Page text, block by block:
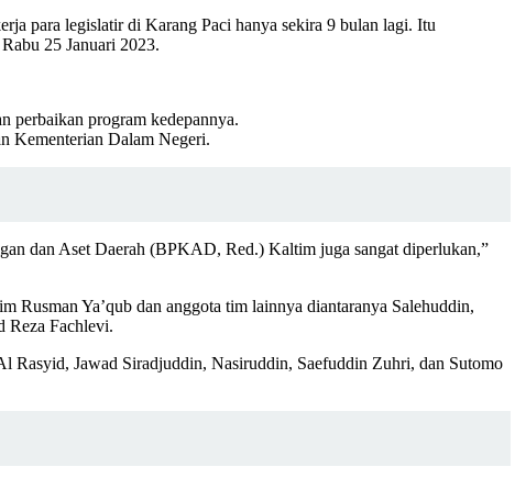
para legislatir di Karang Paci hanya sekira 9 bulan lagi. Itu
25 Januari 2023.
perbaikan program kedepannya.
Kementerian Dalam Negeri.
dan Aset Daerah (BPKAD, Red.) Kaltim juga sangat diperlukan,”
Ya’qub dan anggota tim lainnya diantaranya Salehuddin,
Reza Fachlevi.
Jawad Siradjuddin, Nasiruddin, Saefuddin Zuhri, dan Sutomo